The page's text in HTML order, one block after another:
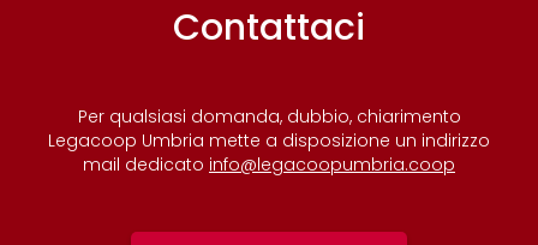
Contattaci
Per qualsiasi domanda, dubbio, chiarimento
Legacoop Umbria mette a disposizione un indirizzo
mail dedicato info@legacoopumbria.coop